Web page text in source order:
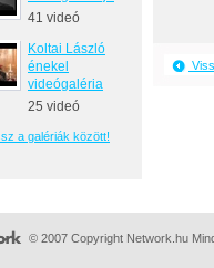
41 videó
Koltai László
énekel
videógaléria
25 videó
a galériák között!
© 2007 Copyright Network.hu